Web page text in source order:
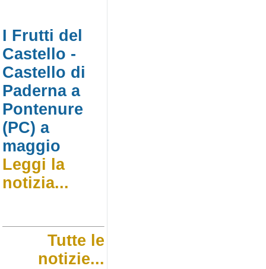
I Frutti del
Castello -
Castello di
Paderna a
Pontenure
(PC) a
maggio
Leggi la
notizia...
Tutte le
notizie...